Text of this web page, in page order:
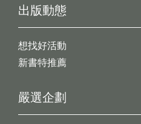
出版動態
想找好活動
新書特推薦
嚴選企劃